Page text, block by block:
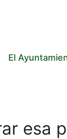
El
esa